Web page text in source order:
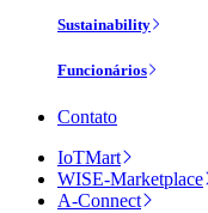
Sustainability
Funcionários
Contato
IoTMart
WISE-Marketplace
A-Connect